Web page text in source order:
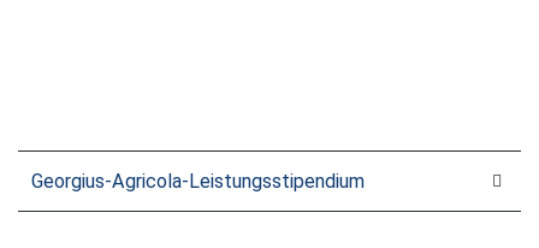
Georgius-Agricola-Leistungsstipendium